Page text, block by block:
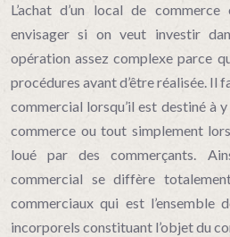
L’achat d’un local de
envisager si on veut investir
opération assez complexe parce
procédures avant d’être réalisée. Il
commercial lorsqu’il est destiné à
commerce ou tout simplement
loué par des commerçants.
commercial se diffère
commerciaux qui est l’ensemble
incorporels constituant l’objet du